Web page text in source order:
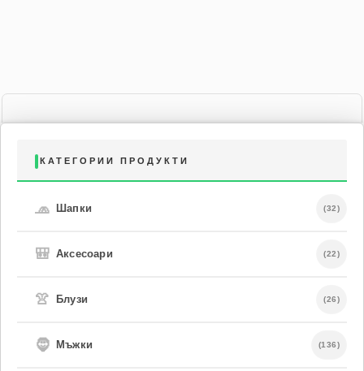
КАТЕГОРИИ ПРОДУКТИ
🧢 Шапки (32)
🎒 Аксесоари (22)
👚 Блузи (26)
🧔 Мъжки (136)